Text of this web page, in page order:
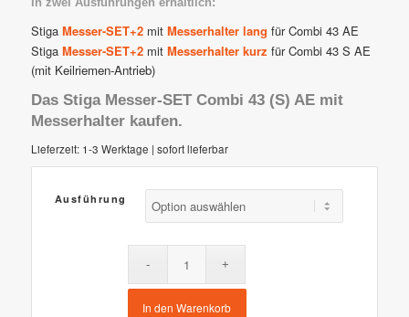
Stiga Messer-SET+2mit Messerhalter lang für Combi 43 AE
Stiga Messer-SET+2mit Messerhalter kurz für Combi 43 S AE
(mit Keilriemen-Antrieb)
Das Stiga Messer-SET Combi 43 (S) AE mit
Messerhalter kaufen.
Lieferzeit: 1-3 Werktage | sofort lieferbar
Ausführung
In den Warenkorb